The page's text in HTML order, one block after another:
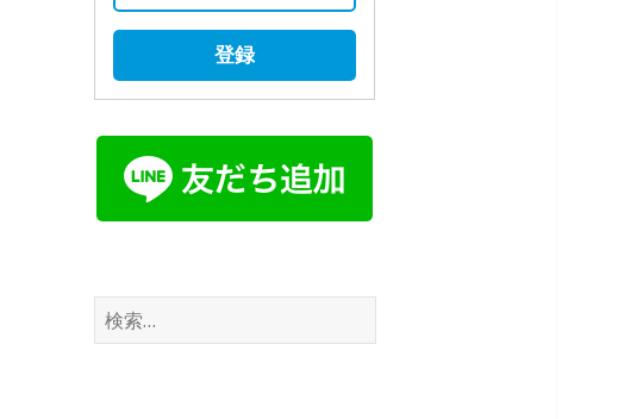
登録
検
索: